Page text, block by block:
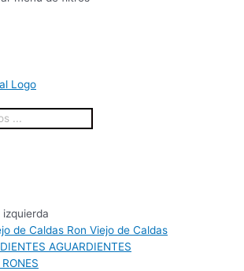
Ron Viejo de Caldas
AGUARDIENTES
RONES